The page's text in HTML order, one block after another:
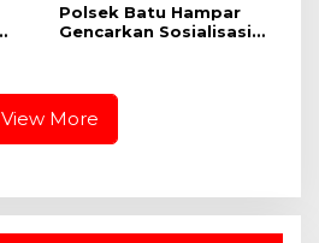
Polsek Batu Hampar
Gencarkan Sosialisasi
View More